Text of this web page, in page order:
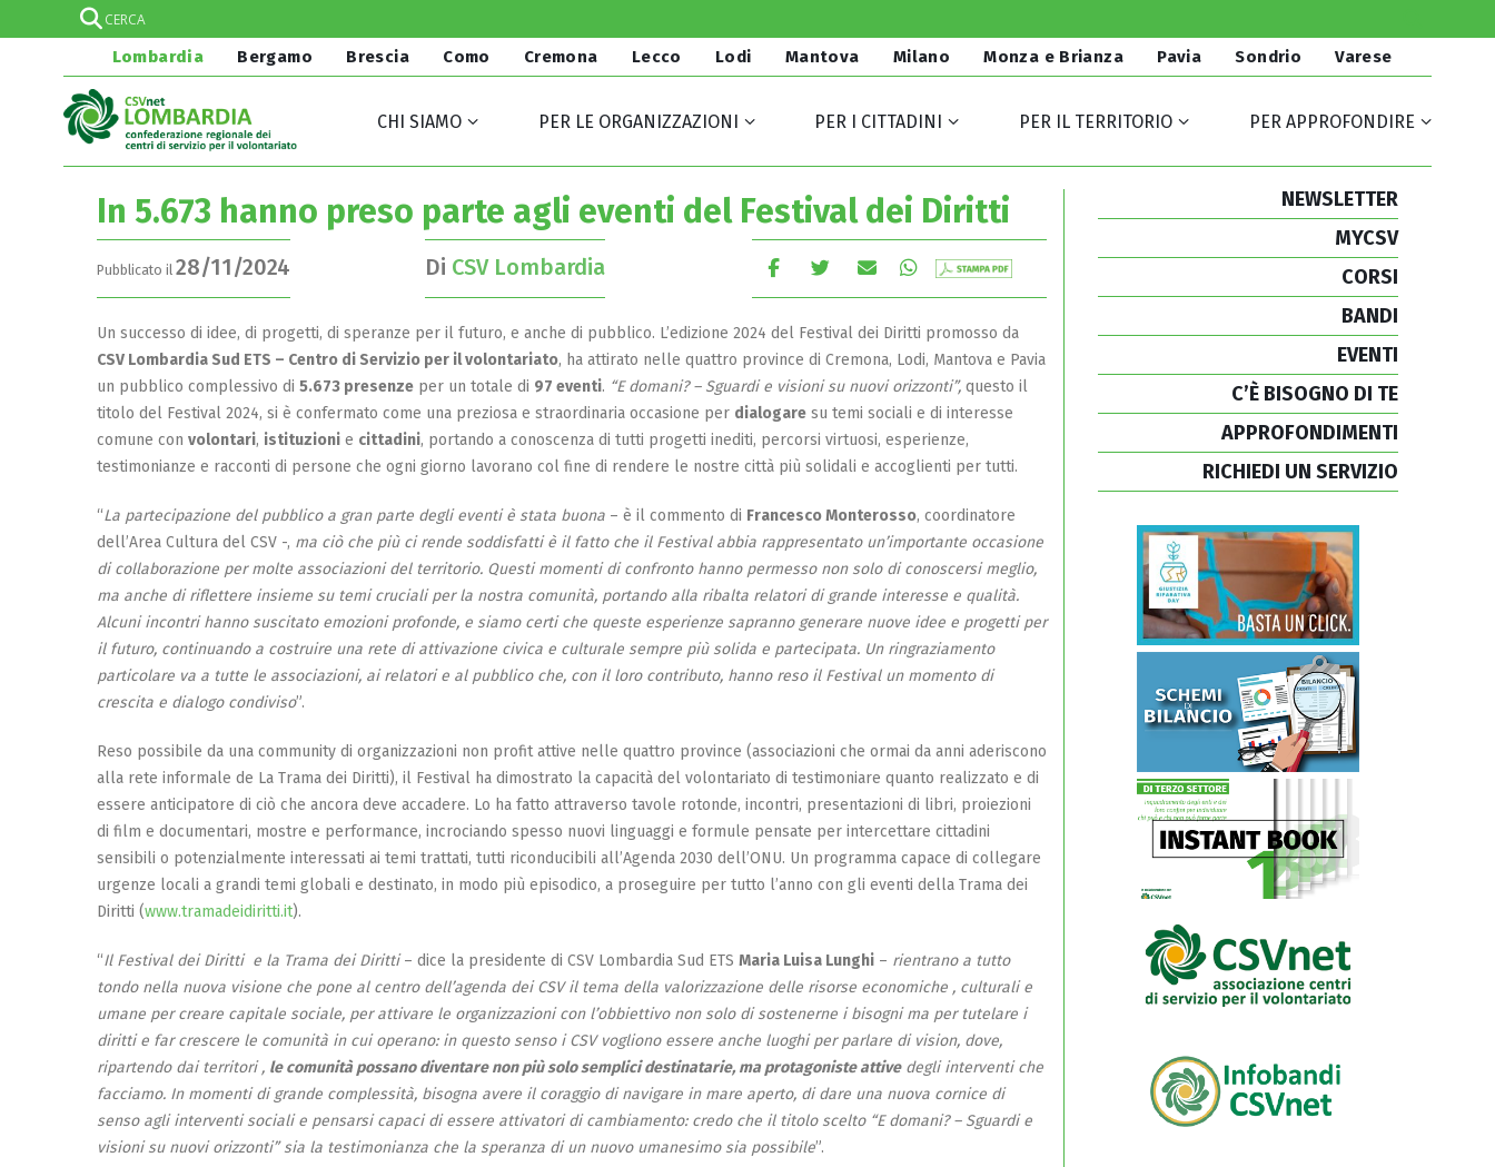
Lombardia Bergamo Brescia Como Cremona Lecco Lodi Mantova Milano Monza e Brianza Pavia Sondrio Varese
CHI SIAMO PER LE ORGANIZZAZIONI PER I CITTADINI PER IL TERRITORIO PER APPROFONDIRE
In 5.673 hanno preso parte agli eventi del Festival dei Diritti
Pubblicato il 28/11/2024 Di CSV Lombardia
Un successo di idee, di progetti, di speranze per il futuro, e anche di pubblico. L’edizione 2024 del Festival dei Diritti promosso da
CSV Lombardia Sud ETS – Centro di Servizio per il volontariato, ha attirato nelle quattro province di Cremona, Lodi, Mantova e Pavia
un pubblico complessivo di 5.673 presenze per un totale di 97 eventi. “E domani? – Sguardi e visioni su nuovi orizzonti”, questo il
titolo del Festival 2024, si è confermato come una preziosa e straordinaria occasione per dialogare su temi sociali e di interesse
comune con volontari, istituzioni e cittadini, portando a conoscenza di tutti progetti inediti, percorsi virtuosi, esperienze,
testimonianze e racconti di persone che ogni giorno lavorano col fine di rendere le nostre città più solidali e accoglienti per tutti.
“La partecipazione del pubblico a gran parte degli eventi è stata buona – è il commento di Francesco Monterosso, coordinatore
dell’Area Cultura del CSV -, ma ciò che più ci rende soddisfatti è il fatto che il Festival abbia rappresentato un’importante occasione
di collaborazione per molte associazioni del territorio. Questi momenti di confronto hanno permesso non solo di conoscersi meglio,
ma anche di riflettere insieme su temi cruciali per la nostra comunità, portando alla ribalta relatori di grande interesse e qualità.
Alcuni incontri hanno suscitato emozioni profonde, e siamo certi che queste esperienze sapranno generare nuove idee e progetti per
il futuro, continuando a costruire una rete di attivazione civica e culturale sempre più solida e partecipata. Un ringraziamento
particolare va a tutte le associazioni, ai relatori e al pubblico che, con il loro contributo, hanno reso il Festival un momento di
crescita e dialogo condiviso”.
Reso possibile da una community di organizzazioni non profit attive nelle quattro province (associazioni che ormai da anni aderiscono
alla rete informale de La Trama dei Diritti), il Festival ha dimostrato la capacità del volontariato di testimoniare quanto realizzato e di
essere anticipatore di ciò che ancora deve accadere. Lo ha fatto attraverso tavole rotonde, incontri, presentazioni di libri, proiezioni
di film e documentari, mostre e performance, incrociando spesso nuovi linguaggi e formule pensate per intercettare cittadini
sensibili o potenzialmente interessati ai temi trattati, tutti riconducibili all’Agenda 2030 dell’ONU. Un programma capace di collegare
urgenze locali a grandi temi globali e destinato, in modo più episodico, a proseguire per tutto l’anno con gli eventi della Trama dei
Diritti (www.tramadeidiritti.it).
“Il Festival dei Diritti e la Trama dei Diritti– dice la presidente di CSV Lombardia Sud ETS Maria Luisa Lunghi – rientrano a tutto
tondo nella nuova visione che pone al centro dell’agenda dei CSV il tema della valorizzazione delle risorse economiche , culturali e
umane per creare capitale sociale, per attivare le organizzazioni con l’obbiettivo non solo di sostenerne i bisogni ma per tutelare i
diritti e far crescere le comunità in cui operano: in questo senso i CSV vogliono essere anche luoghi per parlare di vision, dove,
ripartendo dai territori , le comunità possano diventare non più solo semplici destinatarie,ma protagoniste attivedegli interventi che
facciamo. In momenti di grande complessità, bisogna avere il coraggio di navigare in mare aperto, di dare una nuova cornice di
senso agli interventi sociali e pensarsi capaci di essere attivatori di cambiamento: credo che il titolo scelto “E domani? – Sguardi e
visioni su nuovi orizzonti” sia la testimonianza che la speranza di un nuovo umanesimo sia possibile”.
NEWSLETTER
MYCSV
CORSI
BANDI
EVENTI
C’È BISOGNO DI TE
APPROFONDIMENTI
RICHIEDI UN SERVIZIO